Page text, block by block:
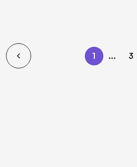
1 ... 3